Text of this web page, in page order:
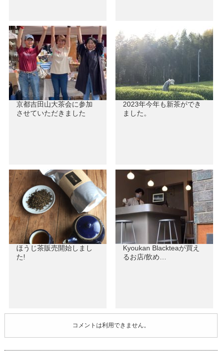
京都吉田山大茶会に参加
させていただきました
2023年今年も新茶ができ
ました。
ほうじ茶販売開始しまし
た!
Kyoukan Blackteaが買え
るお店/飲め…
コメントは利用できません。